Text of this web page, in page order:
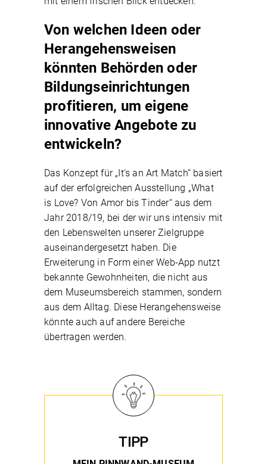
Von welchen Ideen oder
Herangehensweisen
könnten Behörden oder
Bildungseinrichtungen
profitieren, um eigene
innovative Angebote zu
entwickeln?
Das Konzept für „It‘s an Art Match“ basiert
auf der erfolgreichen Ausstellung „What
is Love? Von Amor bis Tinder“ aus dem
Jahr 2018/19, bei der wir uns intensiv mit
den Lebenswelten unserer Zielgruppe
auseinandergesetzt haben. Die
Erweiterung in Form einer Web-App nutzt
bekannte Gewohnheiten, die nicht aus
dem Museumsbereich stammen, sondern
aus dem Alltag. Diese Herangehensweise
könnte auch auf andere Bereiche
übertragen werden.
TIPP